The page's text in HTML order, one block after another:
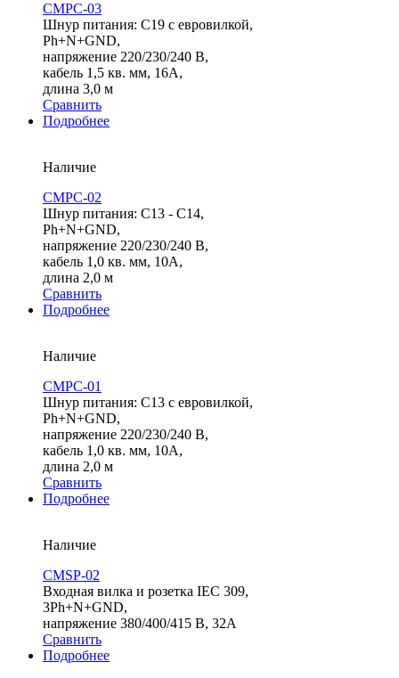
СMPC-03
Шнур питания: С19 с евровилкой,
Ph+N+GND,
напряжение 220/230/240 В,
кабель 1,5 кв. мм, 16А,
длина 3,0 м
Сравнить
Подробнее
Наличие
СMPC-02
Шнур питания: С13 - C14,
Ph+N+GND,
напряжение 220/230/240 В,
кабель 1,0 кв. мм, 10А,
длина 2,0 м
Сравнить
Подробнее
Наличие
СMPC-01
Шнур питания: С13 с евровилкой,
Ph+N+GND,
напряжение 220/230/240 В,
кабель 1,0 кв. мм, 10А,
длина 2,0 м
Сравнить
Подробнее
Наличие
CMSP-02
Входная вилка и розетка IEC 309,
3Ph+N+GND,
напряжение 380/400/415 В, 32A
Сравнить
Подробнее